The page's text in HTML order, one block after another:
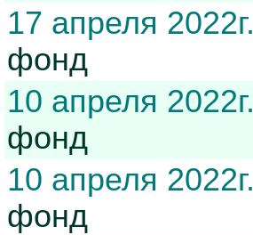
17 апреля 2022г.
фонд
10 апреля 2022г.
фонд
10 апреля 2022г.
фонд